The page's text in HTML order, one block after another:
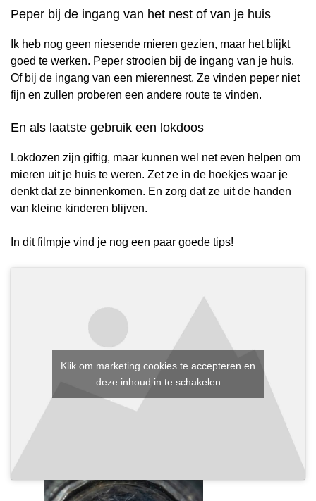
Peper bij de ingang van het nest of van je huis
Ik heb nog geen niesende mieren gezien, maar het blijkt
goed te werken. Peper strooien bij de ingang van je huis.
Of bij de ingang van een mierennest. Ze vinden peper niet
fijn en zullen proberen een andere route te vinden.
En als laatste gebruik een lokdoos
Lokdozen zijn giftig, maar kunnen wel net even helpen om
mieren uit je huis te weren. Zet ze in de hoekjes waar je
denkt dat ze binnenkomen. En zorg dat ze uit de handen
van kleine kinderen blijven.
In dit filmpje vind je nog een paar goede tips!
Klik om marketing cookies te accepteren en
deze inhoud in te schakelen